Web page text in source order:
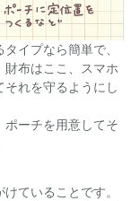
イプなら簡単で、
財布はここ、スマホ
れを守るようにし
ーチを用意してそ
ていることです。